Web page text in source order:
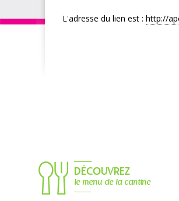
L'adresse du lien est : http://
DÉCOUVREZ
le menu de la cantine